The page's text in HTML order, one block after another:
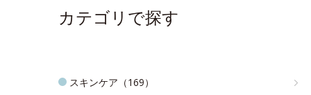
カテゴリで探す
スキンケア（169）